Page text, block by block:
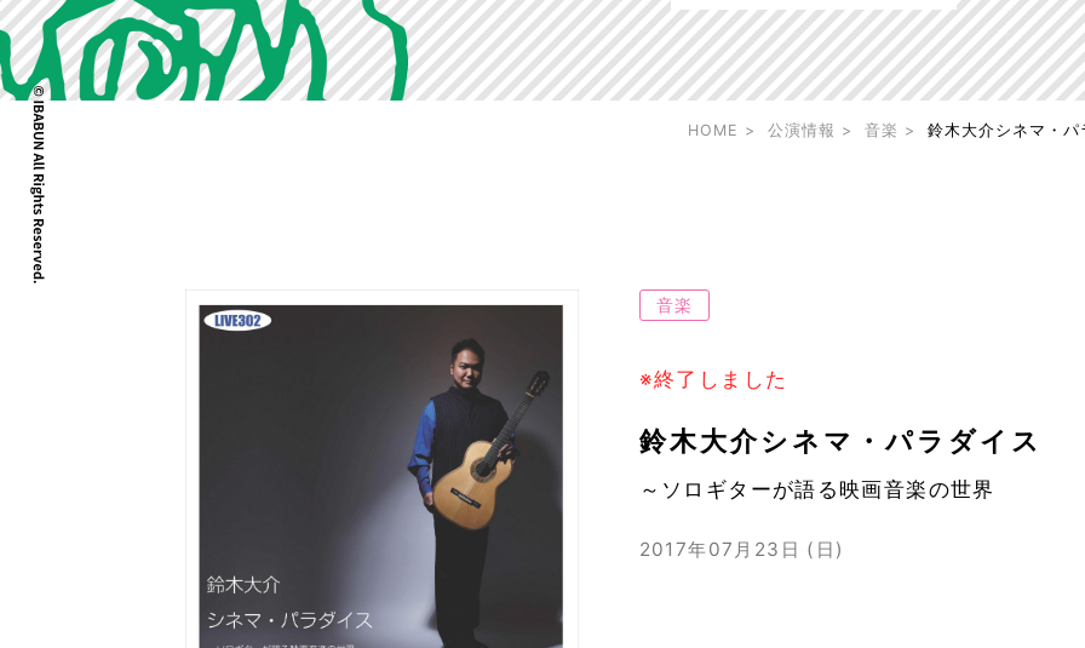
HOME 公演情報 音楽 鈴木大介シネマ・
音楽
※終了しました
鈴木大介シネマ・パラダイス
～ソロギターが語る映画音楽の世界
2017年07月23日 (日)